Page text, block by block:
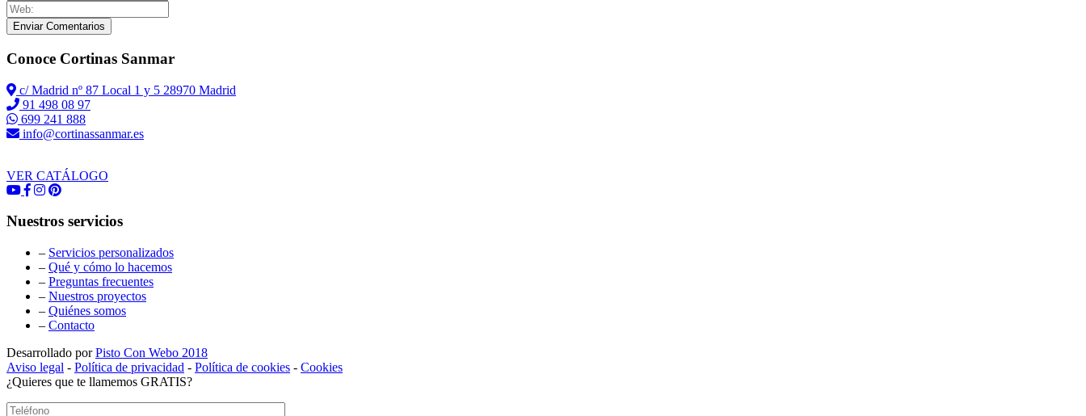
Enviar Comentarios
Conoce Cortinas Sanmar
c/ Madrid nº 87 Local 1 y 5 28970 Madrid
91 498 08 97
699 241 888
info@cortinassanmar.es
VER CATÁLOGO
Nuestros servicios
– Servicios personalizados
– Qué y cómo lo hacemos
– Preguntas frecuentes
– Nuestros proyectos
– Quiénes somos
– Contacto
Desarrollado porPisto Con Webo 2018
Aviso legal - Política de privacidad - Política de cookies - Cookies
¿Quieres que te llamemos GRATIS?